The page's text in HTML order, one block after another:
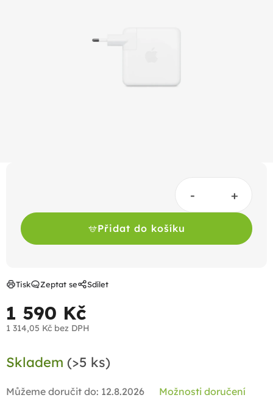
1 590 Kč
1 314,05 Kč bez DPH
cena:
Skladem (>5 ks)
Můžeme doručit do: 12.8.2026 Možnosti doručení
Přidat do košíku
Tisk Zeptat se Sdílet